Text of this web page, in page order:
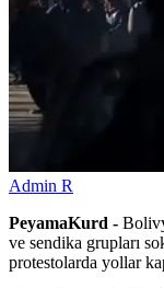
Admin R
PeyamaKurd -
ve sendika grupları
protestolarda yollar